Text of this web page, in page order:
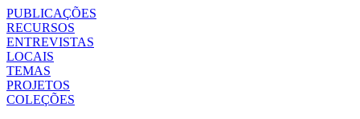
PUBLICAÇÕES
RECURSOS
ENTREVISTAS
LOCAIS
TEMAS
PROJETOS
COLEÇÕES